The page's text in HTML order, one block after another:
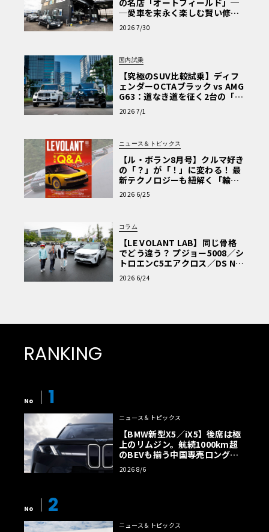
の名店「オートフィールド」─
─愛車を末永く楽しむ賢い修理
術と、プロがフックス製オイル
を選ぶ理由〈PR〉
2026 7/30
国内試乗
【究極のSUV比較試乗】ディフ
ェンダーOCTAブラック vs AMG
G63：道なき道を征く2台の「対
極的アプローチ」
2026 7/1
ニュース＆トピックス
【ル・ボラン8月号】クルマ好き
の「？」が「！」に変わる！ 最
新テクノロジーも紐解く「輸入
車Q&A」
2026 6/25
コラム
【LE VOLANT LAB】同じ骨格
でどう違う？ プジョー5008／シ
トロエンC5エアクロス／DS Nº4
読者一気乗りレポート
2026 6/24
RANKING
No 1
ニュース＆トピックス
【BMW新型X5／iX5】後席は極
上のリムジン。航続1000km超
のBEVも揃う中国専売ロング仕
様の全貌
2026 8/6
No 2
ニュース＆トピックス